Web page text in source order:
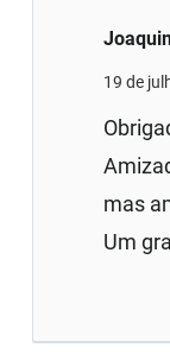
19 de
mas
Um